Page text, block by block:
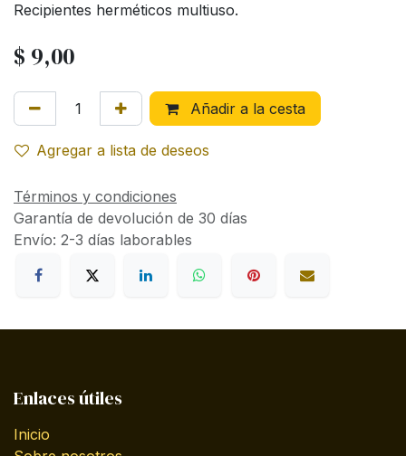
Recipientes herméticos multiuso.
$ 9,00
Añadir a la cesta
Agregar a lista de deseos
Términos y condiciones
Garantía de devolución de 30 días
Envío: 2-3 días laborables
Enlaces útiles
Inicio